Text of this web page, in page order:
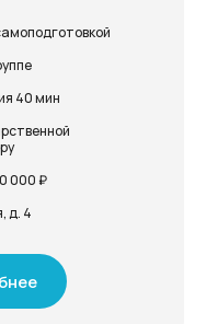
40 мин
000 ₽
д. 4